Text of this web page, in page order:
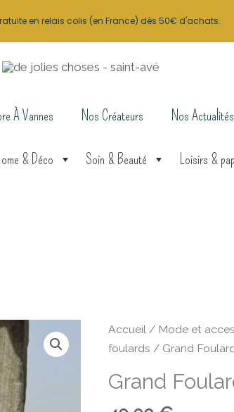
À Vannes Nos Créateurs Nos Actualités
& Déco Soin & Beauté Loisirs &
Accueil/ Mode et
foulards / Grand
Grand
quantité
de
Foulard
en relais colis (en France) dès 50€ d'achats.